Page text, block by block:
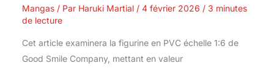
Mangas/ Par Haruki Martial / 4 février 2026 / 3 minutes
de lecture
Cet article examinera la figurine en PVC échelle 1:6 de
Good Smile Company, mettant en valeur